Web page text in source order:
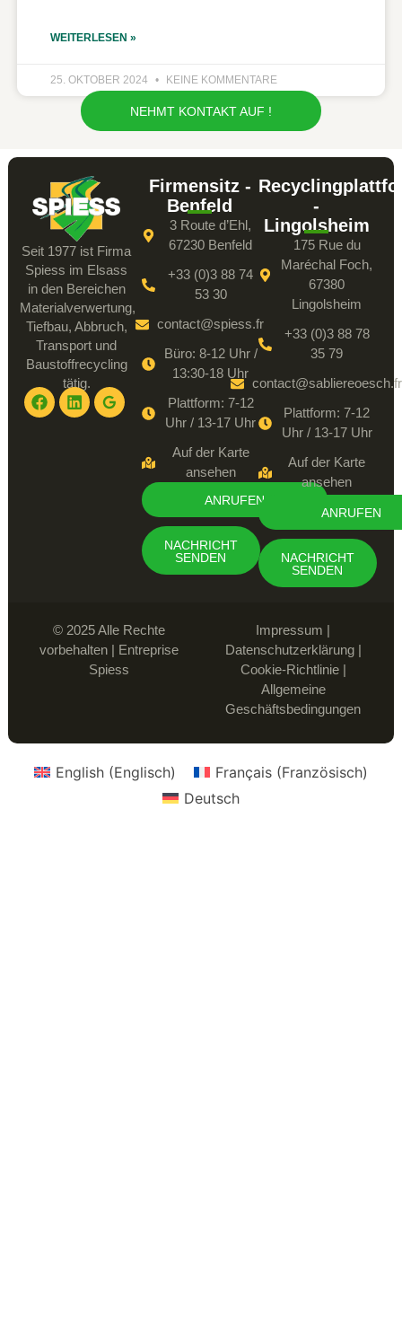
WEITERLESEN »
25. OKTOBER 2024 KEINE KOMMENTARE
NEHMT KONTAKT AUF !
Seit 1977 ist Firma
Spiess im Elsass
in den Bereichen
Materialverwertung,
Tiefbau, Abbruch,
Transport und
Baustoffrecycling
tätig.
Firmensitz -
Benfeld
3 Route d’Ehl,
67230 Benfeld
+33 (0)3 88 74
53 30
contact@spiess.fr
Büro: 8-12 Uhr /
13:30-18 Uhr
Plattform: 7-12
Uhr / 13-17 Uhr
Auf der Karte
ansehen
ANRUFEN
NACHRICHT
SENDEN
-
Lingolsheim
175 Rue du
Maréchal Foch,
67380
Lingolsheim
+33 (0)3 88 78
35 79
contact@sabliereoesch.fr
Plattform: 7-12
Uhr / 13-17 Uhr
Auf der Karte
ansehen
ANRUFEN
NACHRICHT
SENDEN
© 2025 Alle Rechte
vorbehalten | Entreprise
Spiess
Impressum |
Datenschutzerklärung|
Cookie-Richtlinie|
Allgemeine
Geschäftsbedingungen
English (Englisch) Français (Französisch)
Deutsch